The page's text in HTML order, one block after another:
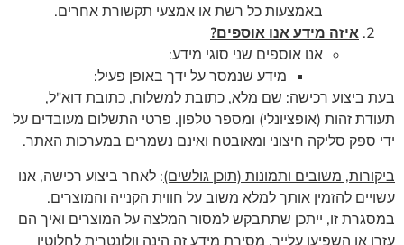
באמצעות כל רשת או אמצעי תקשורת אחרים.
איזה מידע אנו אוספים?
אנו אוספים שני סוגי מידע:
מידע שנמסר על ידך באופן פעיל:
בעת ביצוע רכישה: שם מלא, כתובת למשלוח, כתובת דוא"ל,
תעודת זהות (אופציונלי) ומספר טלפון. פרטי התשלום מעובדים על
ידי ספק סליקה חיצוני ומאובטח ואינם נשמרים במערכות האתר.
ביקורות, משובים ותמונות (תוכן גולשים): לאחר ביצוע רכישה, אנו
עשויים להזמין אותך למלא משוב על חווית הקנייה והמוצרים.
במסגרת זו, ייתכן שתתבקש למסור המלצה על המוצרים ואיך הם
עזרו או השפיעו עלייך. מסירת מידע זה הינה וולונטרית לחלוטין